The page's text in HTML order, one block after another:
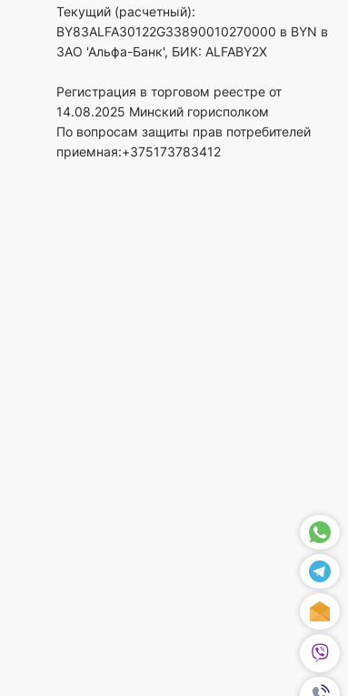
Текущий (расчетный):
BY83ALFA30122G33890010270000 в BYN в
ЗАО 'Альфа-Банк', БИК: ALFABY2X
Регистрация в торговом реестре от
14.08.2025 Минский горисполком
По вопросам защиты прав потребителей
приемная:+375173783412